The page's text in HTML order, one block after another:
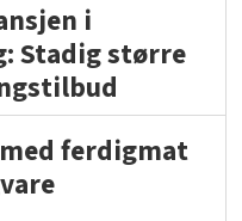
i
Stadig større
ferdigmat